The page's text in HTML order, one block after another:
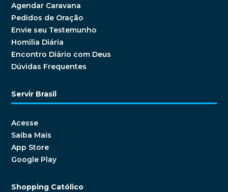
Agendar Caravana
Pedidos de Oração
Envie seu Testemunho
Homilia Diária
Encontro Diário com Deus
Dúvidas Frequentes
Servir Brasil
Acesse
Saiba Mais
App Store
Google Play
Shopping Católico